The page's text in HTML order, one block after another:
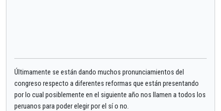
Últimamente se están dando muchos pronunciamientos del
congreso respecto a diferentes reformas que están presentando
por lo cual posiblemente en el siguiente año nos llamen a todos los
peruanos para poder elegir por el sí o no.